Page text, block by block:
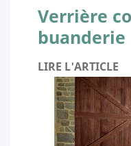
Verrière
buanderie
LIRE L'ARTICLE